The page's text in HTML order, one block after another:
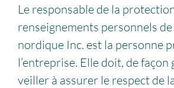
Le responsable de la
renseignements personnels
nordique Inc. est la personne
l’entreprise. Elle doit, de façon
veiller à assurer le respect de